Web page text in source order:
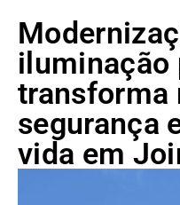
iluminação
transforma
segurança
vida em